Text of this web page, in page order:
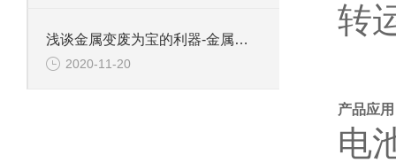
浅谈金属变废为宝的利器-金属破碎机
2020-11-20
转
产品应
电